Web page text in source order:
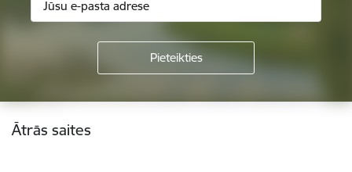
Kājene
Ātrās saites